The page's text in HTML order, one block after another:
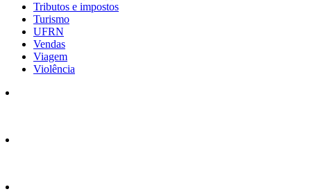
Tributos e impostos
Turismo
UFRN
Vendas
Viagem
Violência